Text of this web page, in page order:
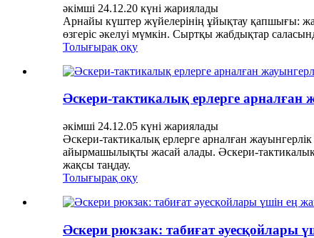
әкімші 24.12.20 күні жариялады
Арнайы күштер жүйелерінің ұйықтау қапшығы:
өзгеріс әкелуі мүмкін. Сыртқы жабдықтар
Толығырақ оқу
Әскери-тактикалық ерлерге
әкімші 24.12.05 күні жариялады
Әскери-тактикалық ерлерге арналған
айырмашылықты жасай алады. Әскери-
жақсы таңдау.
Толығырақ оқу
Әскери рюкзак: табиғат әуесқойлары